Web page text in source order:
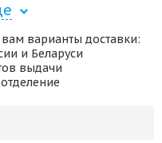
варианты доставки:
и Беларуси
выдачи